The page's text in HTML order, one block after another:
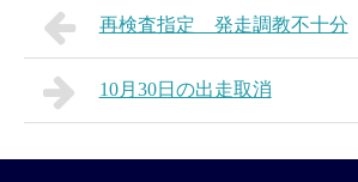
再検査指定 発走調教不十分
10月30日の出走取消